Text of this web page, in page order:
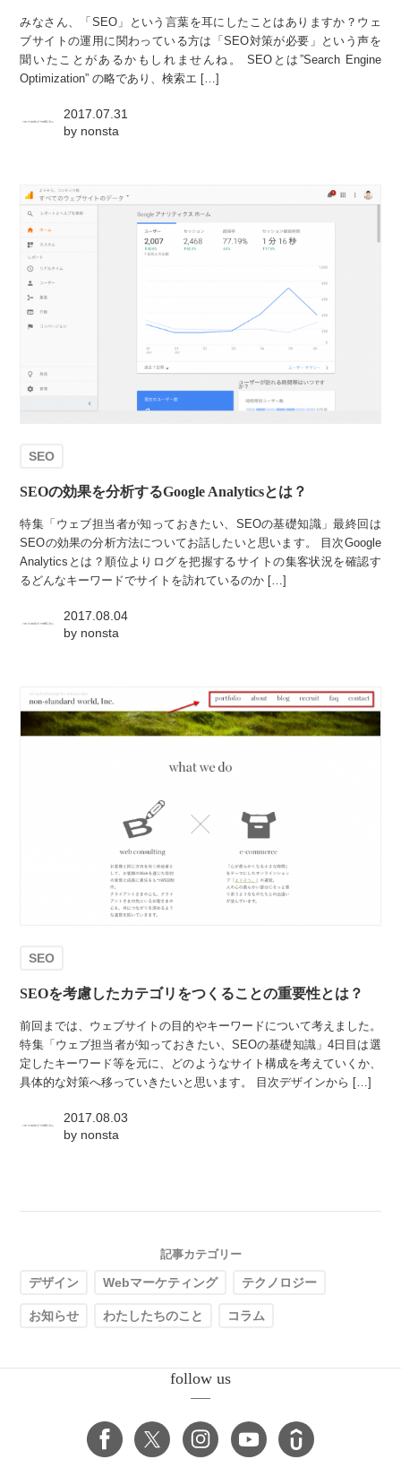
みなさん、「SEO」という言葉を耳にしたことはありますか？ウェ
ブサイトの運用に関わっている方は「SEO対策が必要」という声を
聞いたことがあるかもしれませんね。 SEOとは”Search Engine
Optimization” の略であり、検索エ […]
2017.07.31
by nonsta
SEO
SEOの効果を分析するGoogle Analyticsとは？
特集「ウェブ担当者が知っておきたい、SEOの基礎知識」最終回は
SEOの効果の分析方法についてお話したいと思います。 目次Google
Analyticsとは？順位よりログを把握するサイトの集客状況を確認す
るどんなキーワードでサイトを訪れているのか […]
2017.08.04
by nonsta
SEO
SEOを考慮したカテゴリをつくることの重要性とは？
前回までは、ウェブサイトの目的やキーワードについて考えました。
特集「ウェブ担当者が知っておきたい、SEOの基礎知識」4日目は選
定したキーワード等を元に、どのようなサイト構成を考えていくか、
具体的な対策へ移っていきたいと思います。 目次デザインから […]
2017.08.03
by nonsta
記事カテゴリー
デザイン Webマーケティング テクノロジー
お知らせ わたしたちのこと コラム
follow us